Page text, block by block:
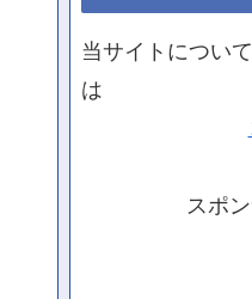
当サイトについ
は
スポ